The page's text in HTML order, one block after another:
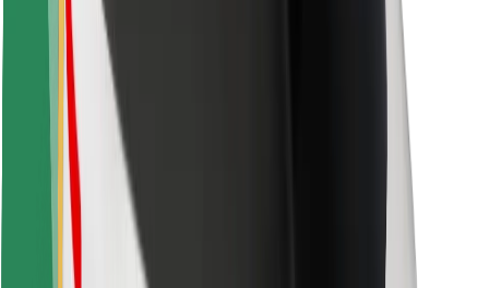
Lokacije
Gradska rješenja
Zračne luke
Bolt stanice za punjenje
Podrška
Za korisnike
Za vozače